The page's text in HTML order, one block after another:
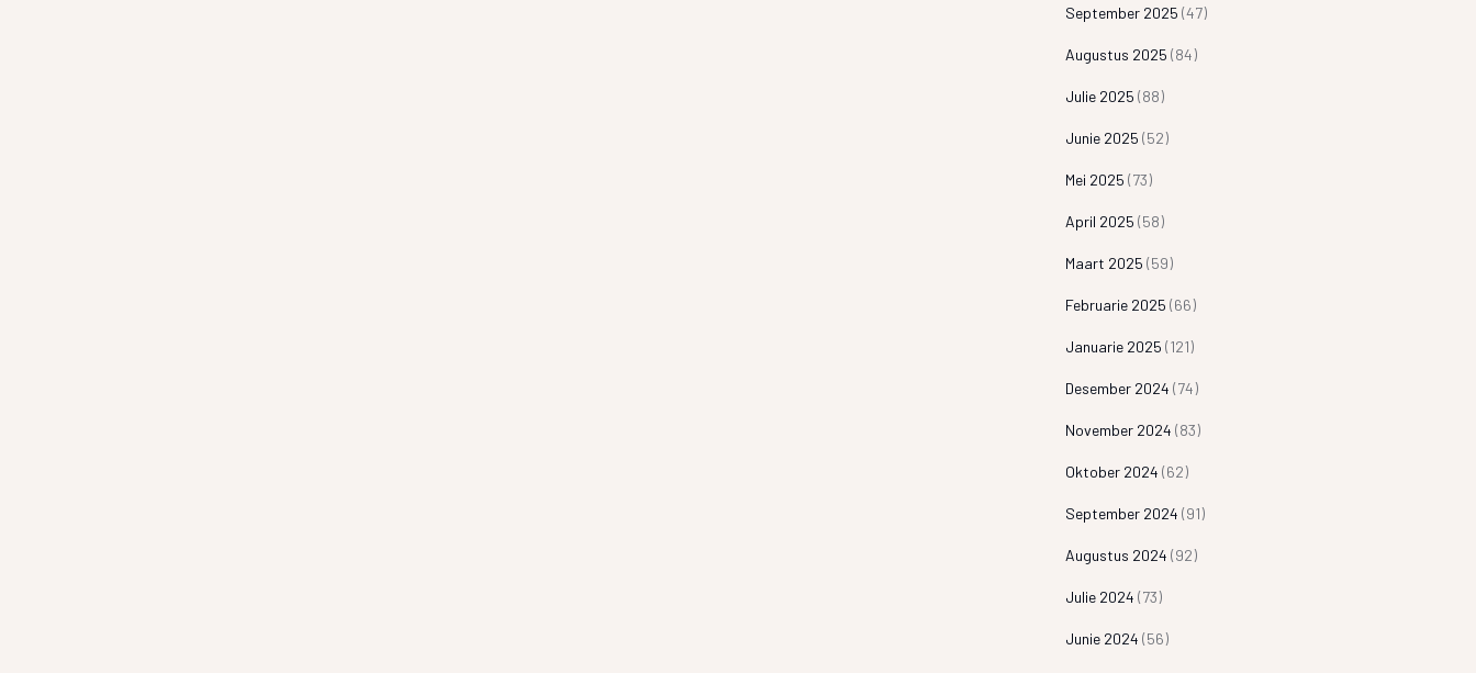
September 2025 (47)
Augustus 2025 (84)
Julie 2025 (88)
Junie 2025 (52)
Mei 2025 (73)
April 2025 (58)
Maart 2025 (59)
Februarie 2025 (66)
Januarie 2025 (121)
Desember 2024 (74)
November 2024 (83)
Oktober 2024 (62)
September 2024 (91)
Augustus 2024 (92)
Julie 2024 (73)
Junie 2024 (56)